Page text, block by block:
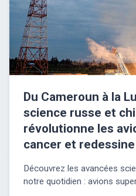
Du Cameroun à la
science russe et
révolutionne les
cancer et redessine
Découvrez les avancées
notre quotidien : avions